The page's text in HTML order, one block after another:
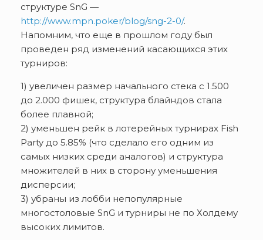
структуре SnG —
http://www.mpn.poker/blog/sng-2-0/.
Напомним, что еще в прошлом году был
проведен ряд изменений касающихся этих
турниров:
1) увеличен размер начального стека с 1.500
до 2.000 фишек, структура блайндов стала
более плавной;
2) уменьшен рейк в лотерейных турнирах Fish
Party до 5.85% (что сделало его одним из
самых низких среди аналогов) и структура
множителей в них в сторону уменьшения
дисперсии;
3) убраны из лобби непопулярные
многостоловые SnG и турниры не по Холдему
высоких лимитов.